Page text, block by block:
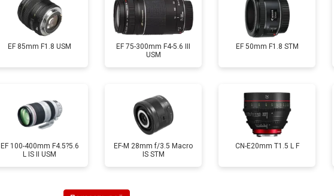
EF 85mm F1.8 USM
EF 75-300mm F4-5.6 III
USM
EF 50mm F1.8 STM
EF 100-400mm F4.5?5.6
L IS II USM
EF-M 28mm f/3.5 Macro
IS STM
CN-E20mm T1.5 L F